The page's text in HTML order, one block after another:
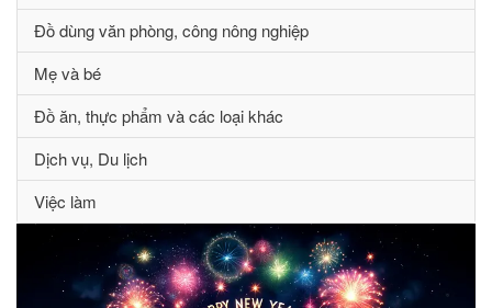
Đồ dùng văn phòng, công nông nghiệp
Mẹ và bé
Đồ ăn, thực phẩm và các loại khác
Dịch vụ, Du lịch
Việc làm